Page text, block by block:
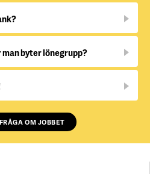
byter lönegrupp?
OM JOBBET